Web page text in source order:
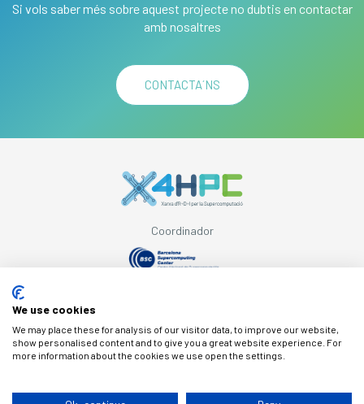
Si vols saber més sobre aquest projecte no dubtis en contactar
amb nosaltres
CONTACTA´NS
Coordinador
We use cookies
We may place these for analysis of our visitor data, to improve our website,
show personalised content and to give you a great website experience. For
more information about the cookies we use open the settings.